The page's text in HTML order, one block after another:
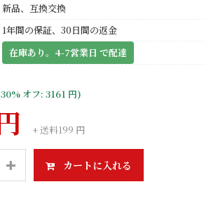
新品、互換交換
1年間の保証、30日間の返金
在庫あり。4-7営業日 で配達
オフ: 3161 円)
+ 送料199 円
カートに入れる